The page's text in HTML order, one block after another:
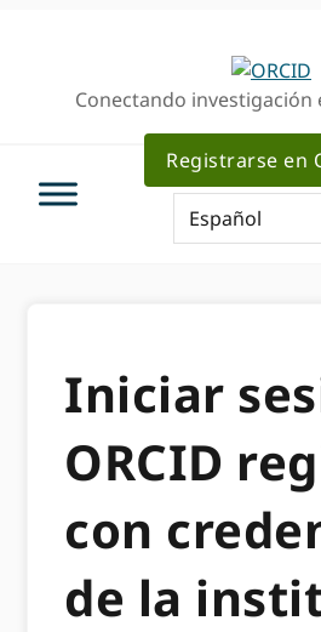
navegación
principalConectando investigación
Registrarse en
Iniciar
ORCID
con
de la